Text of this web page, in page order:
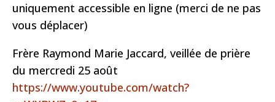
uniquement accessible en ligne (merci de ne pas
vous déplacer)
Frère Raymond Marie Jaccard, veillée de prière
du mercredi 25 août
https://www.youtube.com/watch?